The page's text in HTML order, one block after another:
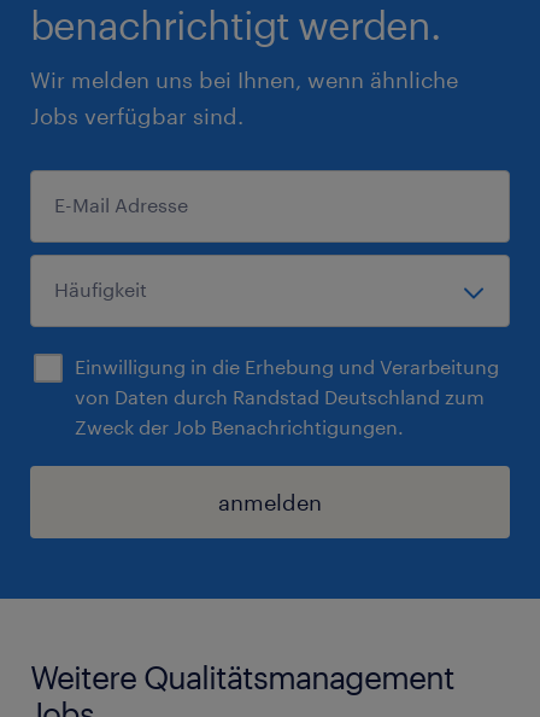
benachrichtigt werden.
Wir melden uns bei Ihnen, wenn ähnliche
Jobs verfügbar sind.
Einwilligung in die Erhebung und Verarbeitung
von Daten durch Randstad Deutschland zum
Zweck der Job Benachrichtigungen.
anmelden
Weitere Qualitätsmanagement